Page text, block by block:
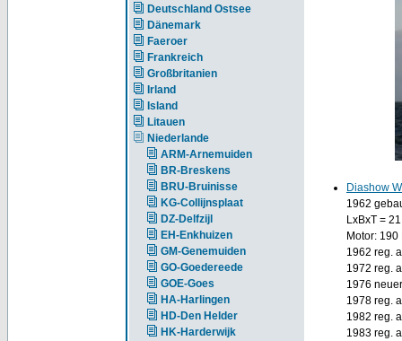
Deutschland Ostsee
Dänemark
Faeroer
Frankreich
Großbritanien
Irland
Island
Litauen
Niederlande
ARM-Arnemuiden
BR-Breskens
BRU-Bruinisse
KG-Collijnsplaat
DZ-Delfzijl
EH-Enkhuizen
GM-Genemuiden
GO-Goedereede
GOE-Goes
HA-Harlingen
HD-Den Helder
HK-Harderwijk
Diashow
1962
LxBxT =
Motor:
1962 reg.
1972 reg.
1976
1978 reg.
1982 reg.
1983 reg.